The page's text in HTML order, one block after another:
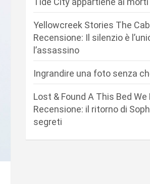
Yellowcreek Stories The
Recensione: Il silenzio è
l’assassino
Ingrandire una foto senza
Lost & Found A This Bed
Recensione: il ritorno di
segreti